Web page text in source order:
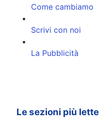
Come cambiamo
Scrivi con noi
La Pubblicità
Le sezioni più lette